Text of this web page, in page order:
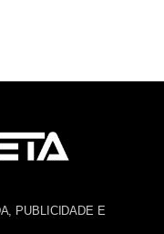
PUBLICIDADE E